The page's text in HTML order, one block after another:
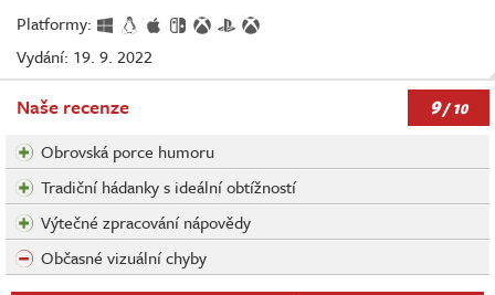
Platformy:
Vydání: 19. 9. 2022
Naše recenze 9/ 10
Obrovská porce humoru
Tradiční hádanky s ideální obtížností
Výtečné zpracování nápovědy
Občasné vizuální chyby